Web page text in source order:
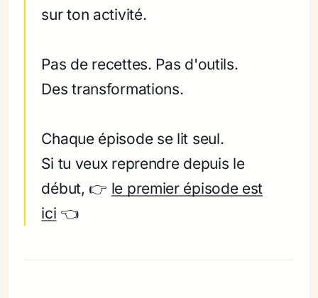
sur ton activité.
Pas de recettes. Pas d'outils.
Des transformations.
Chaque épisode se lit seul.
Si tu veux reprendre depuis le
début, 👉 le premier épisode est
ici 👈